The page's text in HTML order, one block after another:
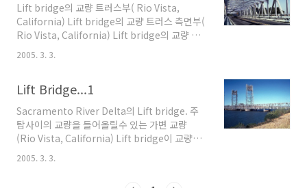
Lift bridge의 교량 트러스부( Rio Vista,
California) Lift bridge의 교량 트러스 측면부(
Rio Vista, California) Lift bridge의 교량 트
러스 하부 연결부 거셋플레이트와 리벳을 사용했
다.( Rio Vista, California)
2005. 3. 3.
Lift Bridge...1
Sacramento River Delta의 Lift bridge. 주
탑사이의 교량을 들어올릴수 있는 가변 교량
(Rio Vista, California) Lift bridge이 교량이
들어올려진 모습... 주탑 내부의 추가 아래로 내려
간 것이 보인다. 이 추은 균형을 잡는 역활을 한
2005. 3. 3.